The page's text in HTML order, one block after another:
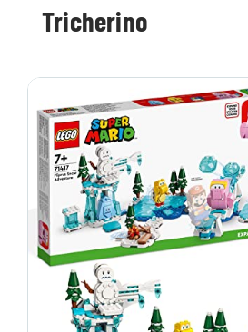
Tricherino